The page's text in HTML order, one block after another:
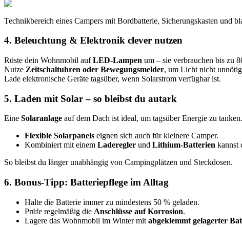
Technikbereich eines Campers mit Bordbatterie, Sicherungskasten und
4. Beleuchtung & Elektronik clever nutzen
Rüste dein Wohnmobil aufLED-Lampen um – sie verbrauchen bis zu
Nutze Zeitschaltuhren oder Bewegungsmelder, um Licht nicht
Lade elektronische Geräte tagsüber, wenn Solarstrom verfügbar ist.
5. Laden mit Solar – so bleibst du autark
Eine Solaranlage auf dem Dach ist ideal, um tagsüber Energie zu tanken.
Flexible Solarpanels eignen sich auch für kleinere Camper.
Kombiniert mit einem Laderegler und Lithium-Batterien kannst
So bleibst du länger unabhängig von Campingplätzen und Steckdosen.
6. Bonus-Tipp: Batteriepflege im Alltag
Halte die Batterie immer zu mindestens 50 % geladen.
Prüfe regelmäßig die Anschlüsse auf Korrosion.
Lagere das Wohnmobil im Winter mit abgeklemmt gelagerter